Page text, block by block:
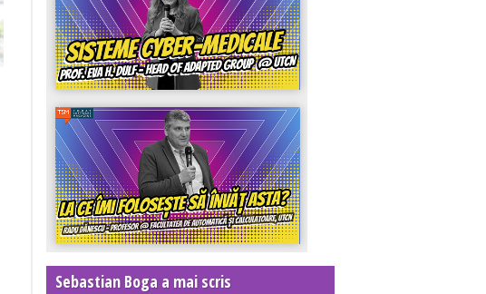
Sebastian Boga a mai scris